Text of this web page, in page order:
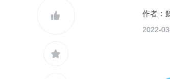
查看更多


作者：
2022-